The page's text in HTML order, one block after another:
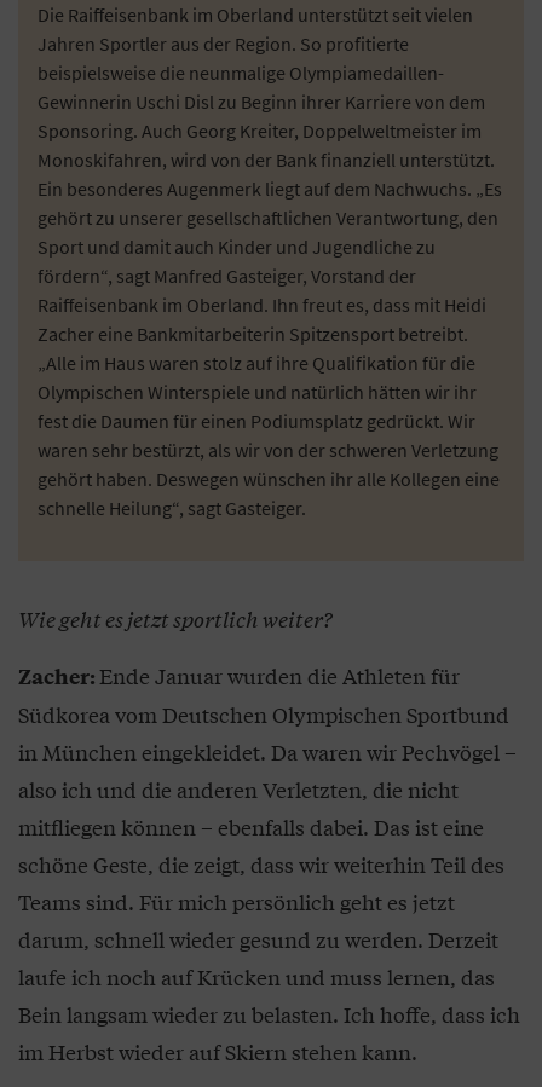
Die Raiffeisenbank im Oberland unterstützt seit vielen
Jahren Sportler aus der Region. So profitierte
beispielsweise die neunmalige Olympiamedaillen-
Gewinnerin Uschi Disl zu Beginn ihrer Karriere von dem
Sponsoring. Auch Georg Kreiter, Doppelweltmeister im
Monoskifahren, wird von der Bank finanziell unterstützt.
Ein besonderes Augenmerk liegt auf dem Nachwuchs. „Es
gehört zu unserer gesellschaftlichen Verantwortung, den
Sport und damit auch Kinder und Jugendliche zu
fördern“, sagt Manfred Gasteiger, Vorstand der
Raiffeisenbank im Oberland. Ihn freut es, dass mit Heidi
Zacher eine Bankmitarbeiterin Spitzensport betreibt.
„Alle im Haus waren stolz auf ihre Qualifikation für die
Olympischen Winterspiele und natürlich hätten wir ihr
fest die Daumen für einen Podiumsplatz gedrückt. Wir
waren sehr bestürzt, als wir von der schweren Verletzung
gehört haben. Deswegen wünschen ihr alle Kollegen eine
schnelle Heilung“, sagt Gasteiger.
Wie geht es jetzt sportlich weiter?
Zacher:Ende Januar wurden die Athleten für
Südkorea vom Deutschen Olympischen Sportbund
in München eingekleidet. Da waren wir Pechvögel –
also ich und die anderen Verletzten, die nicht
mitfliegen können – ebenfalls dabei. Das ist eine
schöne Geste, die zeigt, dass wir weiterhin Teil des
Teams sind. Für mich persönlich geht es jetzt
darum, schnell wieder gesund zu werden. Derzeit
laufe ich noch auf Krücken und muss lernen, das
Bein langsam wieder zu belasten. Ich hoffe, dass ich
im Herbst wieder auf Skiern stehen kann.